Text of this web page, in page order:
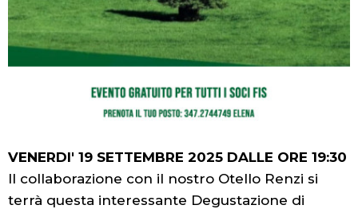
VENERDI' 19 SETTEMBRE 2025 DALLE ORE 19:30
Il collaborazione con il nostro Otello Renzi si
terrà questa interessante Degustazione di